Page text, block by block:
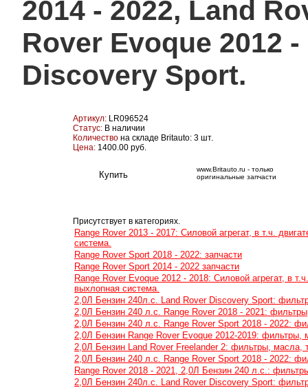
2014 - 2022, Land
Rover Evoque 2012
Discovery Sport.
Артикул: LR096524
Статус: В наличии
Количество на складе Britauto: 3 шт.
Цена: 1400.00 руб.
www.Britauto.ru - только
оригинальные запчасти
Присутствует в категориях.
Range Rover 2013 - 2017: Cиловой агрегат, в т.ч.
система.
Range Rover Sport 2018 - 2022: запчасти
Range Rover Sport 2014 - 2022 запчасти
Range Rover Evoque 2012 - 2018: Cиловой агрегат, в
выхлопная система.
2,0Л Бензин 240л.с. Land Rover Discovery Sport:
2,0Л Бензин 240 л.с. Range Rover 2018 - 2021:
2,0Л Бензин 240 л.с. Range Rover Sport 2018 - 2022:
2,0Л Бензин Range Rover Evoque 2012-2019: фильтры,
2,0Л Бензин Land Rover Freelander 2: фильтры, масла,
2,0Л Бензин 240 л.с. Range Rover Sport 2018 - 2022:
Range Rover 2018 - 2021, 2,0Л Бензин 240 л.с.:
2,0Л Бензин 240л.с. Land Rover Discovery Sport: